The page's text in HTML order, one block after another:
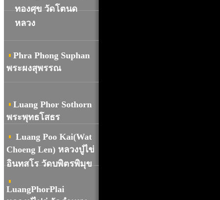
ทองศุข วัดโตนด
หลวง
Phra Phong Suphan
พระผงสุพรรณ
Luang Phor Sothorn
พระพุทธโสธร
Luang Poo Kai(Wat
Choeng Len) หลวงปู่ไข่
อินทสโร วัดบพิตรพิมุข
LuangPhorPlai